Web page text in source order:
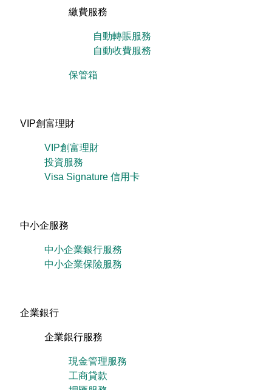
繳費服務
自動轉賬服務
自動收費服務
保管箱
VIP創富理財
VIP創富理財
投資服務
Visa Signature 信用卡
中小企服務
中小企業銀行服務
中小企業保險服務
企業銀行
企業銀行服務
現金管理服務
工商貸款